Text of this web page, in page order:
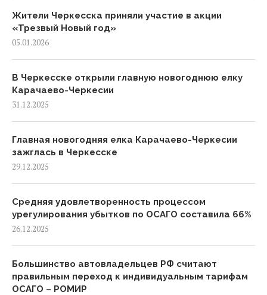
Жители Черкесска приняли участие в акции
«Трезвый Новый год»
05.01.2026
В Черкесске открыли главную новогоднюю елку
Карачаево-Черкесии
31.12.2025
Главная новогодняя елка Карачаево-Черкесии
зажглась в Черкесске
29.12.2025
Средняя удовлетворенность процессом
урегулирования убытков по ОСАГО составила 66%
26.12.2025
Большинство автовладельцев РФ считают
правильным переход к индивидуальным тарифам
ОСАГО – РОМИР